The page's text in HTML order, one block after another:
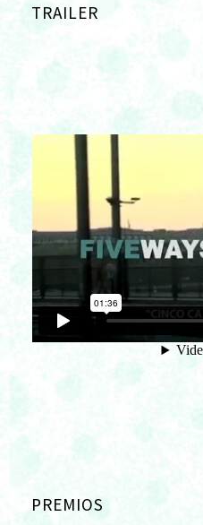
TRAILER
PREMIOS